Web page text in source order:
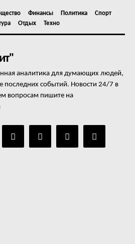
Финансы Политика
Спорт
Отдых Техно
аналитика для думающих людей,
последних событий. Новости 24/7 в
вопросам пишите на